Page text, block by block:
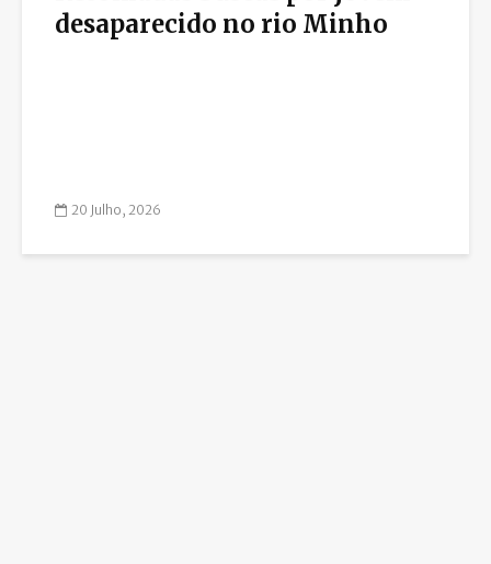
desaparecido no rio Minho
20 Julho, 2026